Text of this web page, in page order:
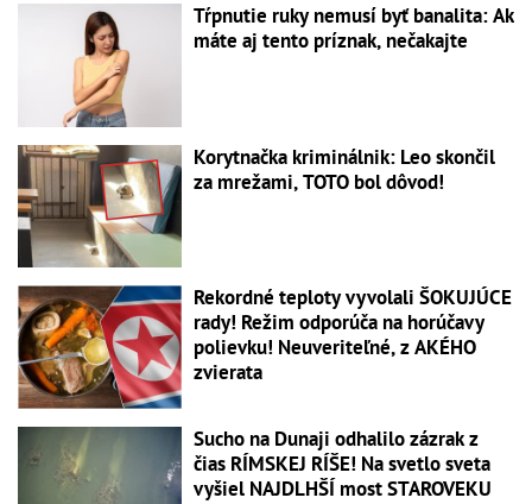
Tŕpnutie ruky nemusí byť banalita: Ak
máte aj tento príznak, nečakajte
Korytnačka kriminálnik: Leo skončil
za mrežami, TOTO bol dôvod!
Rekordné teploty vyvolali ŠOKUJÚCE
rady! Režim odporúča na horúčavy
polievku! Neuveriteľné, z AKÉHO
zvierata
Sucho na Dunaji odhalilo zázrak z
čias RÍMSKEJ RÍŠE! Na svetlo sveta
vyšiel NAJDLHŠÍ most STAROVEKU